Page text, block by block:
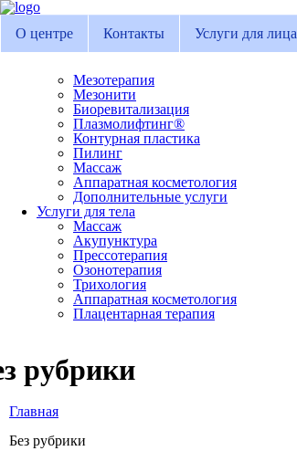
О центре Контакты Услуги для лица
Мезотерапия
Мезонити
Биоревитализация
Плазмолифтинг®
Контурная пластика
Пилинг
Массаж
Аппаратная косметология
Дополнительные услуги
Услуги для тела
Массаж
Акупунктура
Прессотерапия
Озонотерапия
Трихология
Аппаратная косметология
Плацентарная терапия
рубрики
Главная
Без рубрики